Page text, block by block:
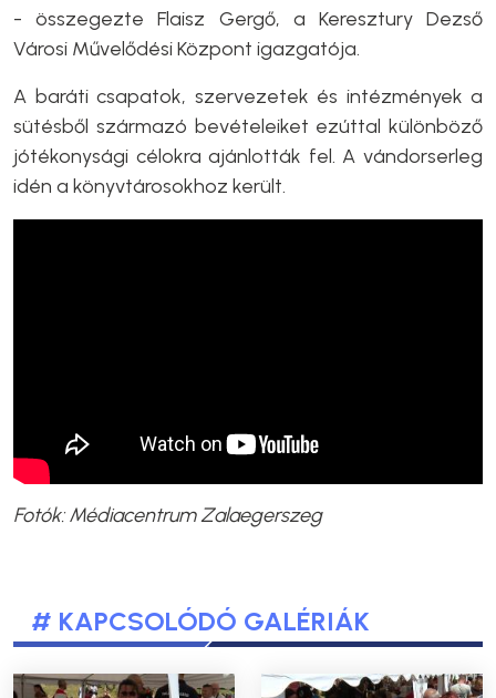
- összegezte Flaisz Gergő, a Keresztury Dezső
Városi Művelődési Központ igazgatója.
A baráti csapatok, szervezetek és intézmények a
sütésből származó bevételeiket ezúttal különböző
jótékonysági célokra ajánlották fel. A vándorserleg
idén a könyvtárosokhoz került.
Fotók: Médiacentrum Zalaegerszeg
# KAPCSOLÓDÓ GALÉRIÁK